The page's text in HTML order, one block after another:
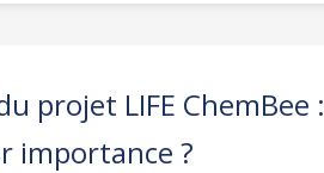
projet LIFE
importance ?